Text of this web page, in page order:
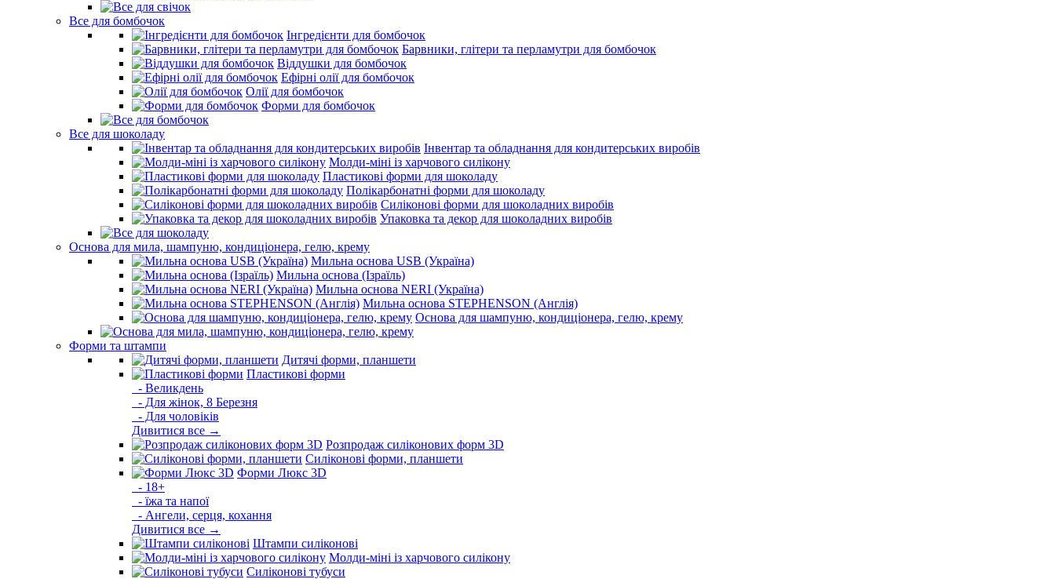
Все для бомбочок
Інгредієнти для бомбочок
Барвники, глітери та перламутри для бомбочок
Віддушки для бомбочок
Ефірні олії для бомбочок
Олії для бомбочок
Форми для бомбочок
Все для шоколаду
Інвентар та обладнання для кондитерських виробів
Молди-міні із харчового силікону
Пластикові форми для шоколаду
Полікарбонатні форми для шоколаду
Силіконові форми для шоколадних виробів
Упаковка та декор для шоколадних виробів
Основа для мила, шампуню, кондиціонера, гелю, крему
Мильна основа USB (Україна)
Мильна основа (Ізраїль)
Мильна основа NERI (Україна)
Мильна основа STEPHENSON (Англія)
Основа для шампуню, кондиціонера, гелю, крему
Форми та штампи
Дитячі форми, планшети
Пластикові форми
- Великдень
- Для жінок, 8 Березня
- Для чоловіків
Дивитися все →
Розпродаж силіконових форм 3D
Силіконові форми, планшети
Форми Люкс 3D
- 18+
- їжа та напої
- Ангели, серця, кохання
Дивитися все →
Штампи силіконові
Молди-міні із харчового силікону
Силіконові тубуси